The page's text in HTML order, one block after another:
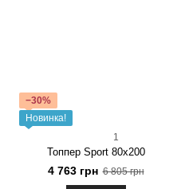
−30%
Новинка!
1
Топпер Sport 80x200
4 763 грн 6 805 грн